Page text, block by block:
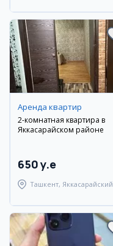
Аренда квартир
2-комнатная квартира в
Яккасарайском районе
650 y.e
Ташкент, Яккасарайский